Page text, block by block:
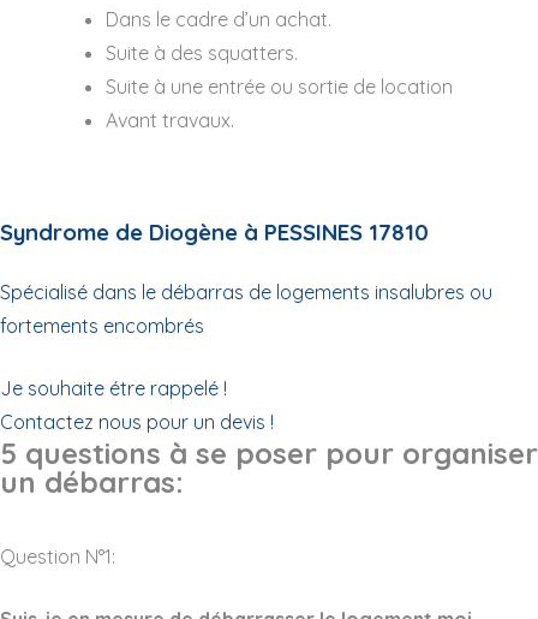
Dans le cadre d’un achat.
Suite à des squatters.
Suite à une entrée ou sortie de location
Avant travaux.
Syndrome de Diogène à PESSINES 17810
Spécialisé dans le débarras de logements insalubres ou
fortements encombrés
Je souhaite étre rappelé !
Contactez nous pour un devis !
5 questions à se poser pour organiser
un débarras:
Question N°1: